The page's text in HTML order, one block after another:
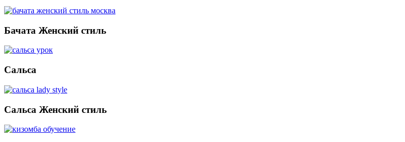
Бачата Женский стиль
Сальса
Сальса Женский стиль